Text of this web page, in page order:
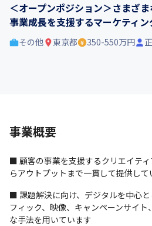
＜オープンポジション＞さまざ
事業成長を支援するマーケティ
その他 東京都 350-550万円
事業概要
■ 顧客の事業を支援するクリエイテ
らアウトプットまで一貫して提供して
■ 課題解決に向け、デジタルを中心
フィック、映像、キャンペーンサイト
な手法を用いています